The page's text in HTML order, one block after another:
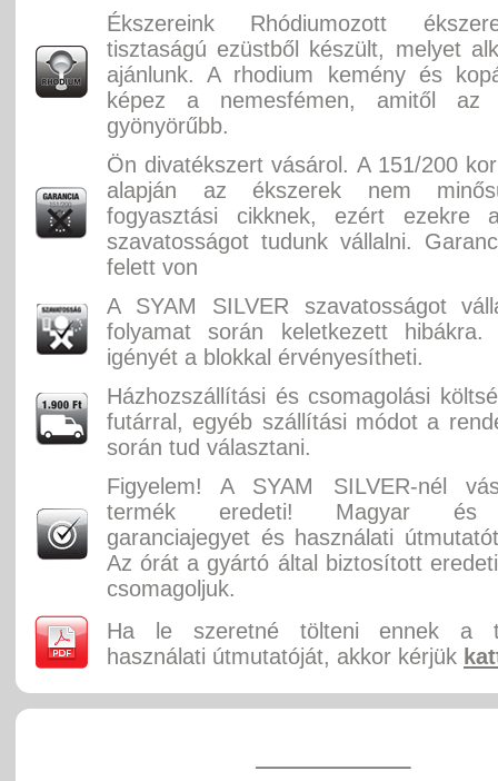
Ékszereink Rhódiumozott
tisztaságú ezüstből készült, melyet
ajánlunk. A rhodium kemény és
képez a nemesfémen, amitől az
gyönyörűbb.
Ön divatékszert vásárol. A 151/200
alapján az ékszerek nem
fogyasztási cikknek, ezért ezekre
szavatosságot tudunk vállalni.
felett von
A SYAM SILVER szavatosságot
folyamat során keletkezett hibákra.
igényét a blokkal érvényesítheti.
Házhozszállítási és csomagolási
futárral, egyéb szállítási módot a
során tud választani.
Figyelem! A SYAM SILVER-nél
termék eredeti! Magyar és
garanciajegyet és használati
Az órát a gyártó által biztosított
csomagoljuk.
Ha le szeretné tölteni ennek a
használati útmutatóját, akkor kérjük